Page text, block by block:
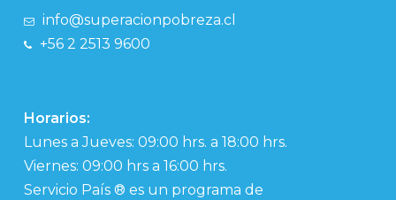
info@superacionpobreza.cl
+56 2 2513 9600
Horarios:
Lunes a Jueves: 09:00 hrs. a 18:00 hrs.
Viernes: 09:00 hrs a 16:00 hrs.
Servicio País ® es un programa de